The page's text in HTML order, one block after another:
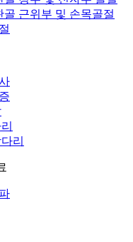
골 근위부 및 손목골절
리